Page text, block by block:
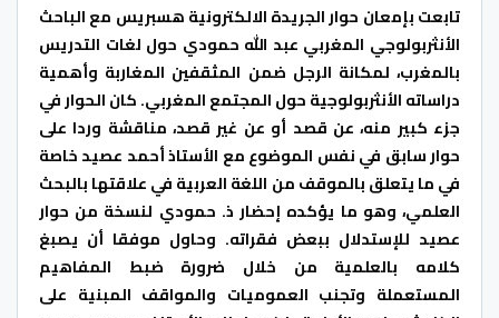
تابعت بإمعان حوار الجريدة الالكترونية هسبريس مع الباحث
الأنثربولوجي المغربي عبد الله حمودي حول لغات التدريس
بالمغرب، لمكانة الرجل ضمن المثقفين المغاربة وأهمية
دراساته الأنثربولوجية حول المجتمع المغربي. كان الحوار في
جزء كبير منه، عن قصد أو عن غير قصد، مناقشة وردا على
حوار سابق في نفس الموضوع مع الأستاذ أحمد عصيد خاصة
في ما يتعلق بالموقف من اللغة العربية في علاقتها بالبحث
العلمي، وهو ما يؤكده إحضار ذ. حمودي لنسخة من حوار
عصيد للإستدلال ببعض فقراته. وحاول موفقا أن يصبغ
كلامه بالعلمية من خلال ضرورة ضبط المفاهيم
المستعملة وتجنب العموميات والمواقف المبنية على